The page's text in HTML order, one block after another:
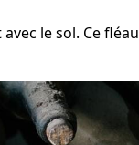
le sol. Ce